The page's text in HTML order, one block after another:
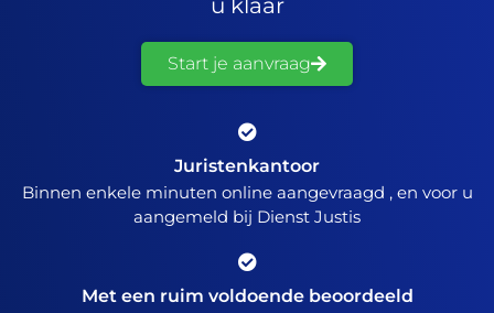
u klaar
Start je aanvraag
Juristenkantoor
Binnen enkele minuten online aangevraagd , en voor u
aangemeld bij Dienst Justis
Met een ruim voldoende beoordeeld